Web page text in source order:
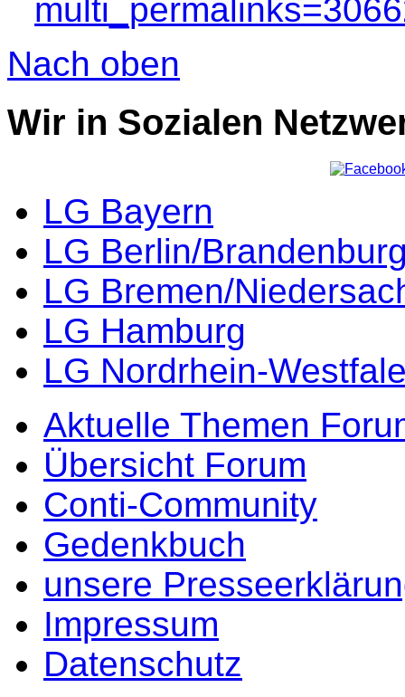
Nach oben
Wir in Sozialen
LG Bayern
LG Berlin/
LG Bremen/
LG Hamburg
LG Nordrhein-
Aktuelle Themen
Übersicht Forum
Conti-Community
Gedenkbuch
unsere
Impressum
Datenschutz